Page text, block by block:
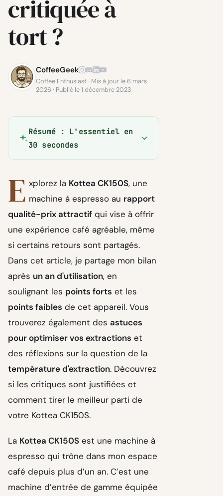
critiquée à
tort ?
CoffeeGeek
Coffee Enthusiast · Mis à jour le 6 mars
2026 · Publié le 1 décembre 2023
Résumé : L'essentiel en
30 secondes
E xplorez la Kottea CK150S, une
machine à espresso au rapport
qualité-prix attractif qui vise à offrir
une expérience café agréable, même
si certains retours sont partagés.
Dans cet article, je partage mon bilan
après un an d'utilisation, en
soulignant les points forts et les
points faibles de cet appareil. Vous
trouverez également des astuces
pour optimiser vos extractions et
des réflexions sur la question de la
température d'extraction. Découvrez
si les critiques sont justifiées et
comment tirer le meilleur parti de
votre Kottea CK150S.
La Kottea CK150S est une machine à
espresso qui trône dans mon espace
café depuis plus d’un an. C’est une
machine d’entrée de gamme équipée